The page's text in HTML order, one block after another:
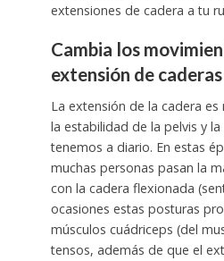
extensiones de cadera a tu
Cambia los
extensión de caderas
La extensión de la cadera
la estabilidad de la pelvis y
tenemos a diario. En estas
muchas personas pasan la
con la cadera flexionada
ocasiones estas posturas
músculos cuádriceps (del
tensos, además de que el